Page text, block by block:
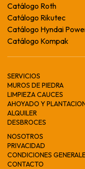
Catálogo Roth
Catálogo Rikutec
Catálogo Hyndai
Catálogo Kompak
SERVICIOS
MUROS DE PIEDRA
LIMPIEZA CAUCES
AHOYADO Y
ALQUILER
DESBROCES
NOSOTROS
PRIVACIDAD
CONDICIONES
CONTACTO